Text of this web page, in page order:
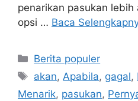
penarikan pasukan
opsi … Baca
Kategori
Berita populer
Tag
akan,Apabila, gagal,
Menarik, pasukan,